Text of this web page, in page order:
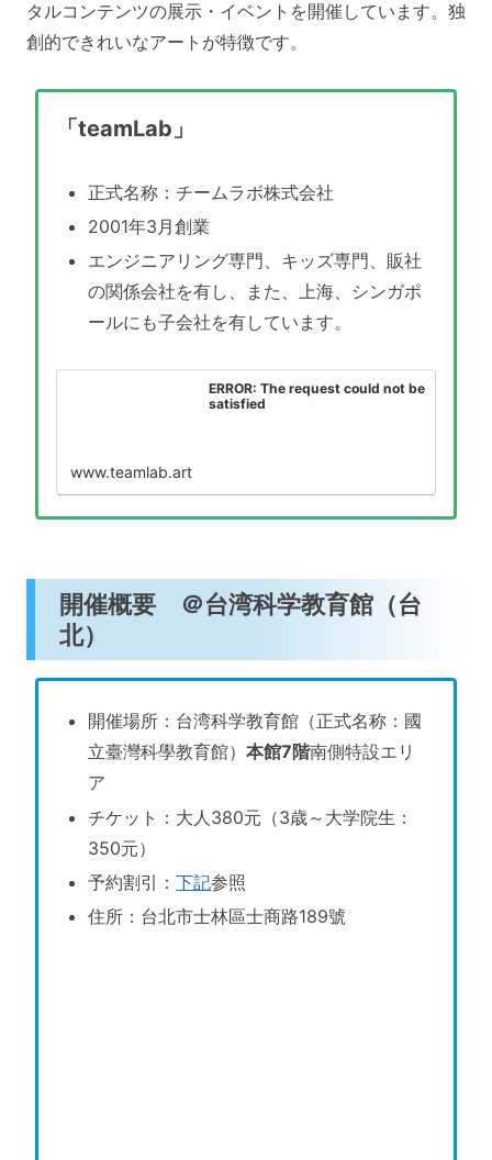
タルコンテンツの展示・イベントを開催しています。独
創的できれいなアートが特徴です。
「teamLab」
正式名称：チームラボ株式会社
2001年3月創業
エンジニアリング専門、キッズ専門、販社
の関係会社を有し、また、上海、シンガポ
ールにも子会社を有しています。
ERROR: The request could not be
satisfied
www.teamlab.art
開催概要 ＠台湾科学教育館（台
北）
開催場所：台湾科学教育館（正式名称：國
立臺灣科學教育館）本館7階南側特設エリ
ア
チケット：大人380元（3歳～大学院生：
350元）
予約割引：下記参照
住所：台北市士林區士商路189號